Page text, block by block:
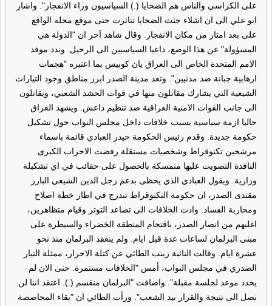
على الكراسي والناس هم الضحايا (.) السياسيون وراء الانفجار". واشار
ابو علي الى ان اشلاء جثث الضحايا تناثرت حتى موقع محله الواقع
على بعد امتار من مكان الانفجار. وقال شاهد آخر ان "الدولة هي
المسؤولة" عن هذا الوضع، داعيا السياسيين الى الرحيل. وندد موفد
الامم المتحدة الخاص الى العراق يان كوبيس بما اعتبره "هجمات
ارهابية جبانة ضد مدنيين". وتعد مدينة الصدر ابرز مناطق وجود التيارات
الشيعية التي يشارك مقاتلون منها في قوات الحشد الشعبي، ويقاتلون
الى جانب القوات الامنية العراقية ضد تنظيم داعش. ويشهد العراق
حاليا ازمة سياسية بسبب خلافات داخل مجلس النواب حول تشكيل
حكومة جديدة. وقدم رئيس الحكومة حيدر العبادي قائمة باسماء
مرشحين تكنوقراط وشخصيات مستقلة رفضت الاحزاب الكبرى
النافذة التصويت عليها متمسكة بالحصول على حقائب في اي تشكيلة
وزارية. ويقول العبادي الذي يحظى بدعم رجل الدين الشيعي البارز
مقتدى الصدر، ان حكومة التكنوقراط تندرج في اطار خطة اصلاح
ومحاربة الفساد. وادت الخلافات الى تصاعد التوتر وقيام متظاهرين،
اغلبهم من انصار الصدر، باقتحام المنطقة الخضراء والسيطرة على
مبنى البرلمان لساعات عدة قبل ايام. ولم ينعقد البرلمان منذ نحو
عشرة ايام. وقالت النائبة زينب الطائي عن كتلة الاحرار، ممثلة التيار
الصدري في مجلس النواب، أمس "الخلافات مستمرة. حتى الان لم
يحدد موعد لجلسة مقبلة". واضافت "البرلمان منقسم (.). اعتقد اننا لن
نصل الى نتيجة والقرار بيد الشعب". ورأت الطائي ان "بقاء المحاصصة